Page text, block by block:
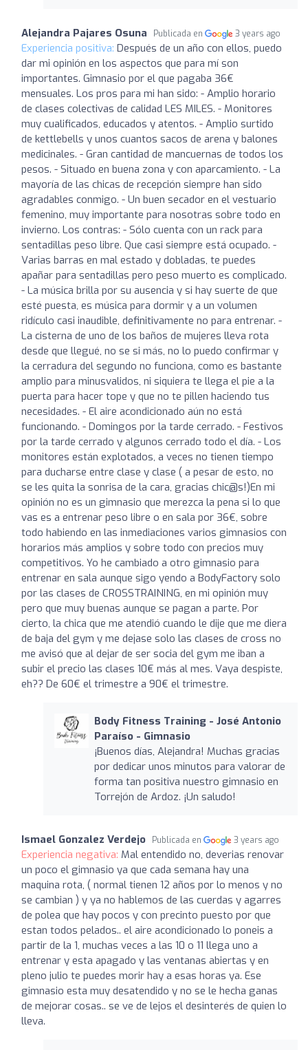
Alejandra Pajares Osuna Publicada en 3 years ago
Experiencia positiva: Después de un año con ellos, puedo
dar mi opinión en los aspectos que para mí son
importantes. Gimnasio por el que pagaba 36€
mensuales. Los pros para mi han sido: - Amplio horario
de clases colectivas de calidad LES MILES. - Monitores
muy cualificados, educados y atentos. - Amplio surtido
de kettlebells y unos cuantos sacos de arena y balones
medicinales. - Gran cantidad de mancuernas de todos los
pesos. - Situado en buena zona y con aparcamiento. - La
mayoría de las chicas de recepción siempre han sido
agradables conmigo. - Un buen secador en el vestuario
femenino, muy importante para nosotras sobre todo en
invierno. Los contras: - Sólo cuenta con un rack para
sentadillas peso libre. Que casi siempre está ocupado. -
Varias barras en mal estado y dobladas, te puedes
apañar para sentadillas pero peso muerto es complicado.
- La música brilla por su ausencia y si hay suerte de que
esté puesta, es música para dormir y a un volumen
ridículo casi inaudible, definitivamente no para entrenar. -
La cisterna de uno de los baños de mujeres lleva rota
desde que llegué, no se si más, no lo puedo confirmar y
la cerradura del segundo no funciona, como es bastante
amplio para minusvalidos, ni siquiera te llega el pie a la
puerta para hacer tope y que no te pillen haciendo tus
necesidades. - El aire acondicionado aún no está
funcionando. - Domingos por la tarde cerrado. - Festivos
por la tarde cerrado y algunos cerrado todo el día. - Los
monitores están explotados, a veces no tienen tiempo
para ducharse entre clase y clase ( a pesar de esto, no
se les quita la sonrisa de la cara, gracias chic@s!)En mi
opinión no es un gimnasio que merezca la pena si lo que
vas es a entrenar peso libre o en sala por 36€, sobre
todo habiendo en las inmediaciones varios gimnasios con
horarios más amplios y sobre todo con precios muy
competitivos. Yo he cambiado a otro gimnasio para
entrenar en sala aunque sigo yendo a BodyFactory solo
por las clases de CROSSTRAINING, en mi opinión muy
pero que muy buenas aunque se pagan a parte. Por
cierto, la chica que me atendió cuando le dije que me diera
de baja del gym y me dejase solo las clases de cross no
me avisó que al dejar de ser socia del gym me iban a
subir el precio las clases 10€ más al mes. Vaya despiste,
eh?? De 60€ el trimestre a 90€ el trimestre.
Body Fitness Training - José Antonio
Paraíso - Gimnasio
¡Buenos días, Alejandra! Muchas gracias
por dedicar unos minutos para valorar de
forma tan positiva nuestro gimnasio en
Torrejón de Ardoz. ¡Un saludo!
Ismael Gonzalez Verdejo Publicada en 3 years ago
Experiencia negativa: Mal entendido no, deverias renovar
un poco el gimnasio ya que cada semana hay una
maquina rota, ( normal tienen 12 años por lo menos y no
se cambian ) y ya no hablemos de las cuerdas y agarres
de polea que hay pocos y con precinto puesto por que
estan todos pelados.. el aire acondicionado lo poneis a
partir de la 1, muchas veces a las 10 o 11 llega uno a
entrenar y esta apagado y las ventanas abiertas y en
pleno julio te puedes morir hay a esas horas ya. Ese
gimnasio esta muy desatendido y no se le hecha ganas
de mejorar cosas.. se ve de lejos el desinterés de quien lo
lleva.